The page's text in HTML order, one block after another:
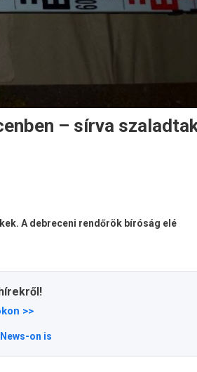
– sírva
A debreceni rendőrök bíróság elé
>>
on is